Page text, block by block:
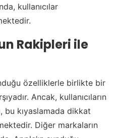
kullanıcılar
Rakipleri ile
özelliklerle birlikte bir
Ancak, kullanıcıların
bu kıyaslamada dikkat
Diğer markaların